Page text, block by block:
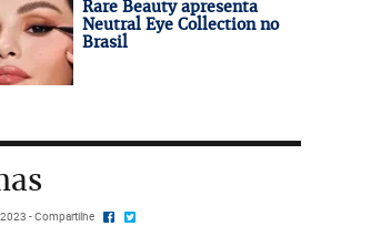
Rare Beauty apresenta
Neutral Eye Collection no
Brasil
- Compartilhe